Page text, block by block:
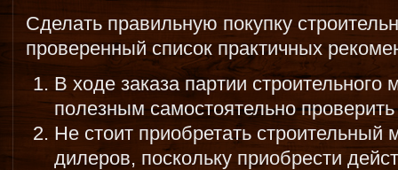
Сделать правильную покупку
проверенный список практичных
В ходе заказа партии
полезным самостоятельно
Не стоит приобретать строительный
дилеров, поскольку приобрести